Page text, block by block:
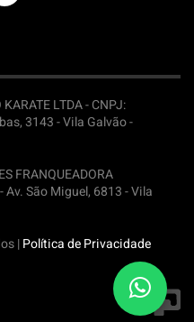
LTDA -CNPJ:
3143 - Vila Galvão -
FRANQUEADORA
São Miguel, 6813 - Vila
|Política de Privacidade